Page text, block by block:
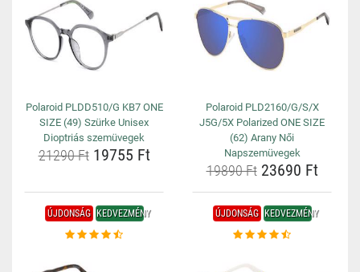
Polaroid PLDD510/G KB7 ONE
SIZE (49) Szürke Unisex
Dioptriás szemüvegek
21290 Ft19755 Ft
Polaroid PLD2160/G/S/X
J5G/5X Polarized ONE SIZE
(62) Arany Női
Napszemüvegek
19890 Ft23690 Ft
ÚJDONSÁG KEDVEZMÉNY ÚJDONSÁG KEDVEZMÉNY